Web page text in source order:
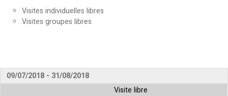
Visites individuelles libres
Visites groupes libres
09/07/2018 - 31/08/2018
Visite libre